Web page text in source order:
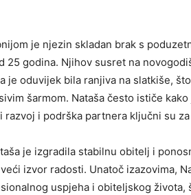
je njezin skladan brak s
25 godina. Njihov susret na
je oduvijek bila ranjiva na slatkiše,
šarmom. Nataša često ističe
razvoj i podrška partnera ključni su
je izgradila stabilnu obitelj i
izvor radosti. Unatoč izazovima,
uspjeha i obiteljskog